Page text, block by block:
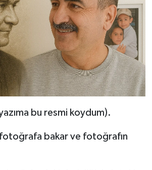
bu resmi koydum).
fotoğrafa bakar ve fotoğrafın